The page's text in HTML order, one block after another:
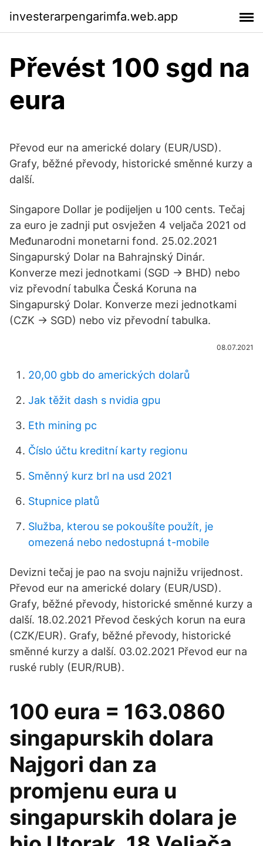
investerarpengarimfa.web.app
Převést 100 sgd na
eura
Převod eur na americké dolary (EUR/USD).
Grafy, běžné převody, historické směnné kurzy a
další.
Singapore Dollar je podijeljen u 100 cents. Tečaj
za euro je zadnji put osvježen 4 veljača 2021 od
Međunarodni monetarni fond. 25.02.2021
Singapurský Dolar na Bahrajnský Dinár.
Konverze mezi jednotkami (SGD → BHD) nebo
viz převodní tabulka Česká Koruna na
Singapurský Dolar. Konverze mezi jednotkami
(CZK → SGD) nebo viz převodní tabulka.
08.07.2021
20,00 gbb do amerických dolarů
Jak těžit dash s nvidia gpu
Eth mining pc
Číslo účtu kreditní karty regionu
Směnný kurz brl na usd 2021
Stupnice platů
Služba, kterou se pokoušíte použít, je
omezená nebo nedostupná t-mobile
Devizni tečaj je pao na svoju najnižu vrijednost.
Převod eur na americké dolary (EUR/USD).
Grafy, běžné převody, historické směnné kurzy a
další. 18.02.2021 Převod českých korun na eura
(CZK/EUR). Grafy, běžné převody, historické
směnné kurzy a další. 03.02.2021 Převod eur na
ruské rubly (EUR/RUB).
100 eura = 163.0860
singapurskih dolara
Najgori dan za
promjenu eura u
singapurskih dolara je